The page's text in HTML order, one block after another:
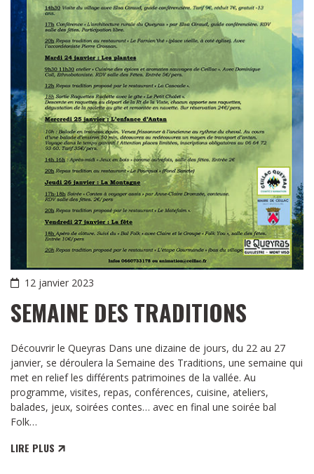
12 janvier 2023
SEMAINE DES TRADITIONS
Découvrir le Queyras Dans une dizaine de jours, du 22 au 27
janvier, se déroulera la Semaine des Traditions, une semaine qui
met en relief les différents patrimoines de la vallée. Au
programme, visites, repas, conférences, cuisine, ateliers,
balades, jeux, soirées contes… avec en final une soirée bal
Folk…
LIRE PLUS